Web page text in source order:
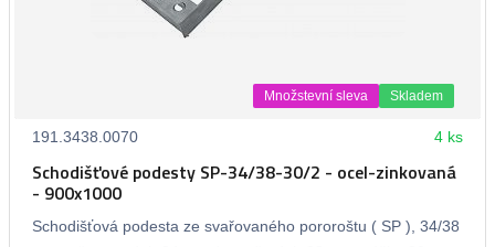
Množstevní sleva Skladem
191.3438.0070 4 ks
Schodišťové podesty SP-34/38-30/2 - ocel-zinkovaná
- 900x1000
Schodišťová podesta ze svařovaného pororoštu ( SP ), 34/38